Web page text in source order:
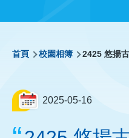
導
航
連
首頁 校園相簿 2425 悠揚
2025-05-16